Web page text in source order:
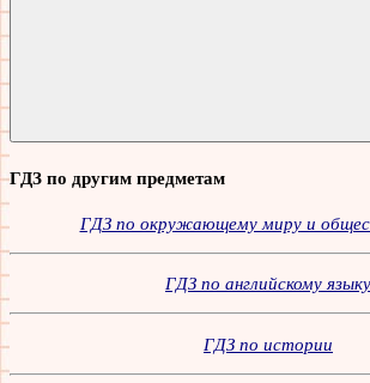
Поиск
ГДЗ по другим предметам
ГДЗ по окружающему миру и
ГДЗ по английскому языку
ГДЗ по истории